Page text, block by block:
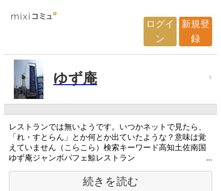
ログイ
ン
新規登
録
ゆず庵
レストランでは無いようです。いつかネットで見たら、
「れ・すとらん」とか何とか出ていたような？意味は覚
えていません（こらこら）検索キーワード高知土佐南国
ゆず庵ジャンボパフェ鯨レストラン ...
続きを読む